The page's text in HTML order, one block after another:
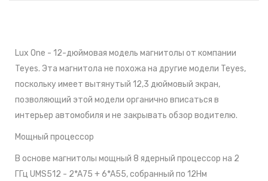
Lux One - 12-дюймовая модель магнитолы от компании
Teyes. Эта магнитола не похожа на другие модели Teyes,
поскольку имеет вытянутый 12,3 дюймовый экран,
позволяющий этой модели органично вписаться в
интерьер автомобиля и не закрывать обзор водителю.
Мощный процессор
В основе магнитолы мощный 8 ядерный процессор на 2
ГГц UMS512 - 2*A75 + 6*A55, собранный по 12Нм